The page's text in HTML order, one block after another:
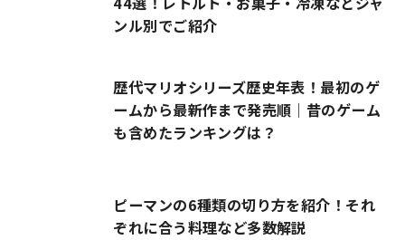
ンル別でご紹介
歴代マリオシリーズ歴史年表！最初のゲ
ームから最新作まで発売順｜昔のゲーム
も含めたランキングは？
ピーマンの6種類の切り方を紹介！それ
ぞれに合う料理など多数解説